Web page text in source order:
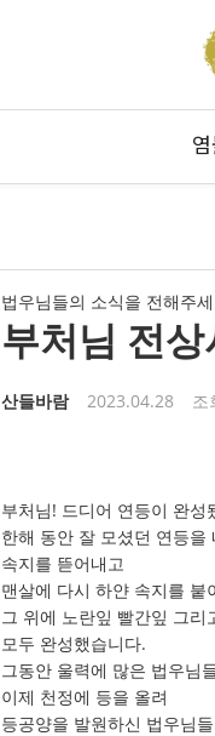
염
법우님들의 소식을 전해주
부처님 전상
산들바람 2023.04.28 조
부처님! 드디어 연등이 완성
한해 동안 잘 모셨던 연등을
속지를 뜯어내고
맨살에 다시 하얀 속지를 붙
그 위에 노란잎 빨간잎 그리
모두 완성했습니다.
그동안 울력에 많은 법우님
이제 천정에 등을 올려
등공양을 발원하신 법우님